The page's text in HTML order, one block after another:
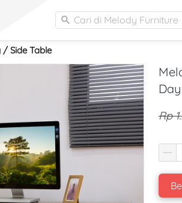
Cari di Melody Furniture
Side Table
Rp
`